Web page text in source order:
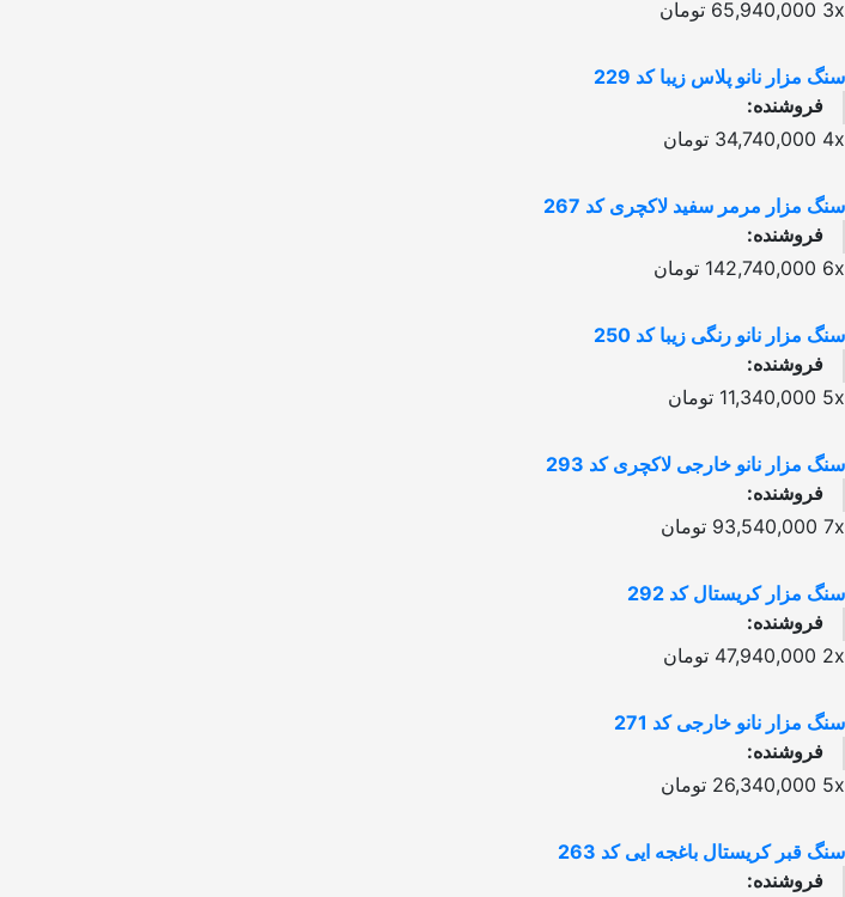
3x
65,940,000 تومان
سنگ مزار نانو پلاس زیبا کد 229
فروشنده:
4x
34,740,000 تومان
سنگ مزار مرمر سفید لاکچری کد 267
فروشنده:
6x
142,740,000 تومان
سنگ مزار نانو رنگی زیبا کد 250
فروشنده:
5x
11,340,000 تومان
سنگ مزار نانو خارجی لاکچری کد 293
فروشنده:
7x
93,540,000 تومان
سنگ مزار کریستال کد 292
فروشنده:
2x
47,940,000 تومان
سنگ مزار نانو خارجی کد 271
فروشنده:
5x
26,340,000 تومان
سنگ قبر کریستال باغجه ایی کد 263
فروشنده: